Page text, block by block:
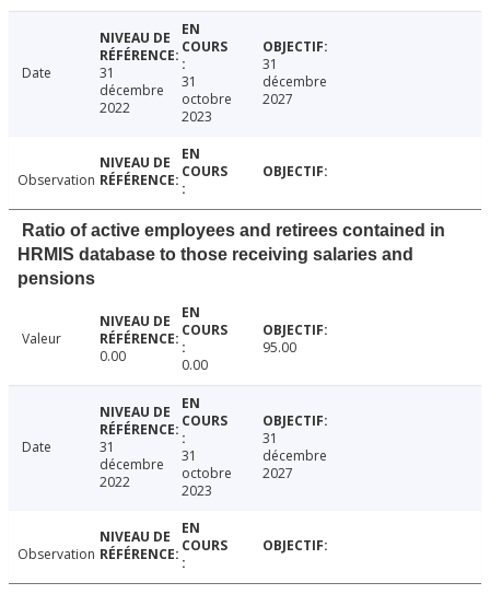
Date
31
décembre
2022
31
octobre
2023
31
décembre
2027
Observation
Ratio of active employees and retirees contained in
HRMIS database to those receiving salaries and
pensions
Valeur
0.00
0.00
95.00
Date
31
décembre
2022
31
octobre
2023
31
décembre
2027
Observation